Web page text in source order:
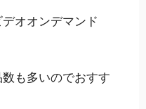
オオンデマンド
も多いのでおすす